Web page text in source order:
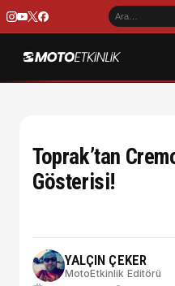
Toprak’tan
Gösterisi!
YALÇIN ÇEKER
MotoEtkinlik Editörü